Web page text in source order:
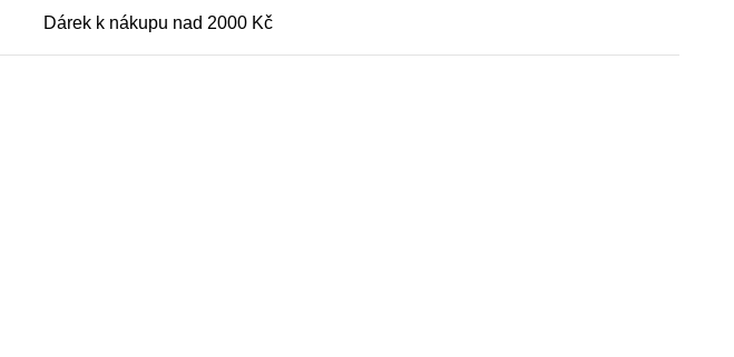
Dárek k nákupu nad 2000 Kč